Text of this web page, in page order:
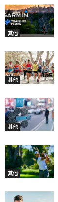
其他
其他
其他
其他